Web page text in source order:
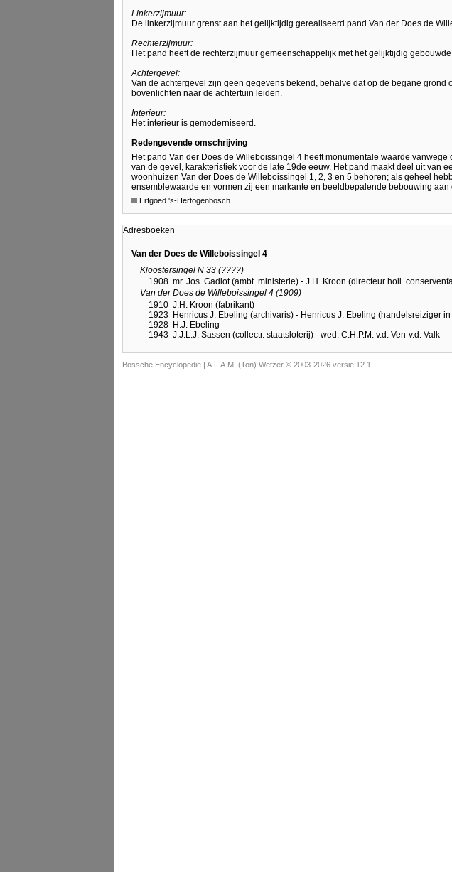
Linkerzijmuur:
De linkerzijmuur grenst aan het gelijktijdig gerealiseerd pand Van der Does de
Rechterzijmuur:
Het pand heeft de rechterzijmuur gemeenschappelijk met het gelijktijdig
Achtergevel:
Van de achtergevel zijn geen gegevens bekend, behalve dat op de begane grond
bovenlichten naar de achtertuin leiden.
Interieur:
Het interieur is gemoderniseerd.
Redengevende omschrijving
Het pand Van der Does de Willeboissingel 4 heeft monumentale waarde
van de gevel, karakteristiek voor de late 19de eeuw. Het pand maakt deel uit van
woonhuizen Van der Does de Willeboissingel 1, 2, 3 en 5 behoren; als geheel
ensemblewaarde en vormen zij een markante en beeldbepalende bebouwing aan
Erfgoed 's-Hertogenbosch
Adresboeken
Van der Does de Willeboissingel 4
Kloostersingel N 33 (????)
1908 mr. Jos. Gadiot (ambt. ministerie) - J.H. Kroon (directeur holl.
Van der Does de Willeboissingel 4 (1909)
1910 J.H. Kroon (fabrikant)
1923 Henricus J. Ebeling (archivaris) - Henricus J. Ebeling (handelsreiziger
1928 H.J. Ebeling
1943 J.J.L.J. Sassen (collectr. staatsloterij) - wed. C.H.P.M. v.d. Ven-v.d. Valk
Bossche Encyclopedie | A.F.A.M. (Ton) Wetzer © 2003-2026 versie 12.1